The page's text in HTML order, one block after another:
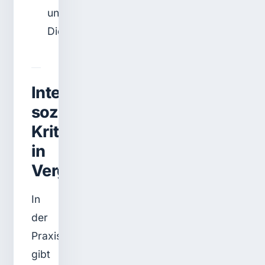
und
Dienstleistung
Integration
sozialer
Kriterien
in
Vergabeverfahren
In
der
Praxis
gibt